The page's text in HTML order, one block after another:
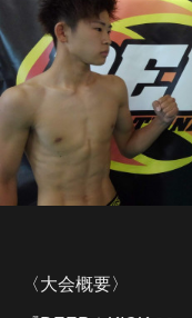
〈大会概要〉